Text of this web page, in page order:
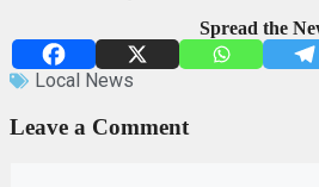
Spread the
Local News
Leave a Comment